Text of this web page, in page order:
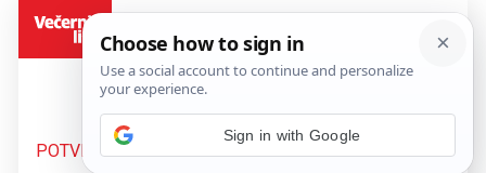
POTVRDIO ZVONKO MILAS
Sign in with Google